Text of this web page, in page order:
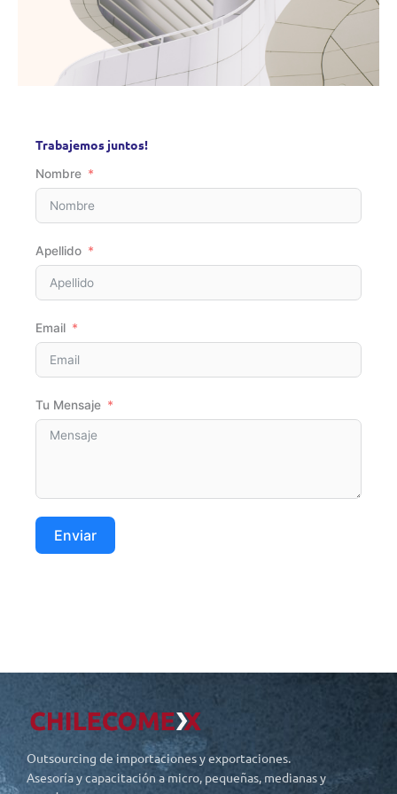
Trabajemos juntos!
Nombre
Apellido
Email
Tu Mensaje
Enviar
Outsourcing de importaciones y exportaciones.
Asesoría y capacitación a micro, pequeñas, medianas y